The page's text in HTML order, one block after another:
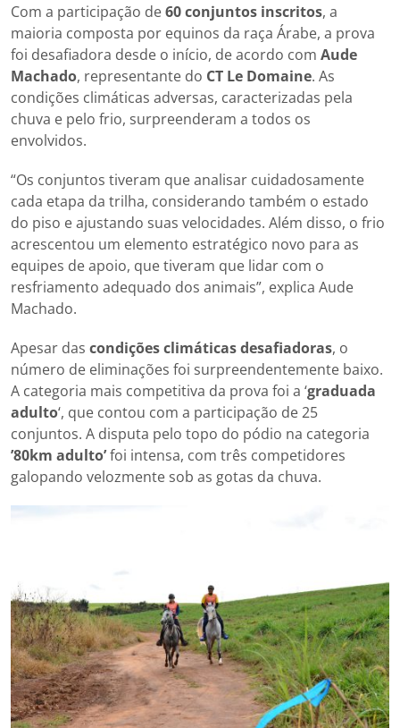
Com a participação de60 conjuntos inscritos, a
maioria composta por equinos da raça Árabe, a prova
foi desafiadora desde o início, de acordo com Aude
Machado, representante do CT Le Domaine. As
condições climáticas adversas, caracterizadas pela
chuva e pelo frio, surpreenderam a todos os
envolvidos.
“Os conjuntos tiveram que analisar cuidadosamente
cada etapa da trilha, considerando também o estado
do piso e ajustando suas velocidades. Além disso, o frio
acrescentou um elemento estratégico novo para as
equipes de apoio, que tiveram que lidar com o
resfriamento adequado dos animais”, explica Aude
Machado.
Apesar das condições climáticas desafiadoras, o
número de eliminações foi surpreendentemente baixo.
A categoria mais competitiva da prova foi a ‘graduada
adulto‘, que contou com a participação de 25
conjuntos. A disputa pelo topo do pódio na categoria
’80km adulto’foi intensa, com três competidores
galopando velozmente sob as gotas da chuva.